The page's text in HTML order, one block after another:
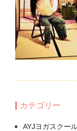
カテゴリー
AYJヨガスクー